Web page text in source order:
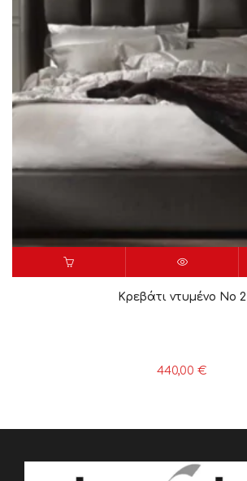
Κρεβάτι ντυμένο Νο 2
440,00 €